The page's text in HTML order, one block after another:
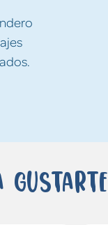
gustarte...